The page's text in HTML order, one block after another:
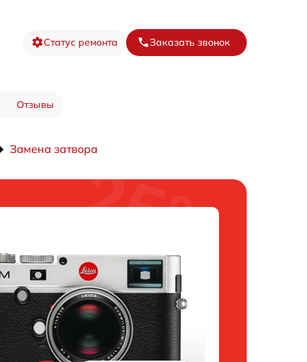
Статус ремонта Заказать звонок
Отзывы
Замена затвора